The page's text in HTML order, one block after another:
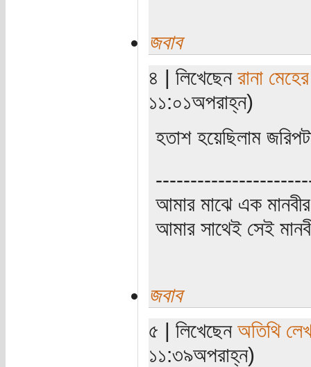
জবাব
৪ | লিখেছেন রানা মেহের
১১:০১অপরাহ্ন)
হতাশ হয়েছিলাম
আমার মাঝে এক
আমার সাথেই সেই
জবাব
৫ | লিখেছেন অতিথি
১১:৩৯অপরাহ্ন)